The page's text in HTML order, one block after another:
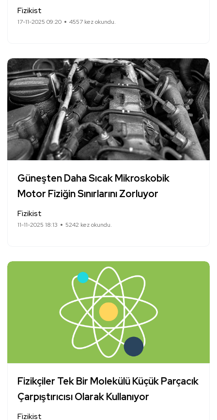
Fizikist
17-11-2025 09:20 4557 kez okundu.
Güneşten Daha Sıcak Mikroskobik
Motor Fiziğin Sınırlarını Zorluyor
Fizikist
11-11-2025 18:13 5242 kez okundu.
Fizikçiler Tek Bir Molekülü Küçük Parçacık
Çarpıştırıcısı Olarak Kullanıyor
Fizikist